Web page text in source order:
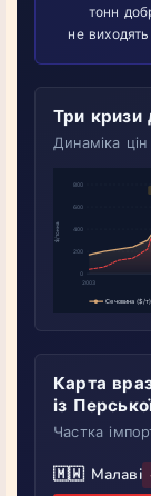
тонн
не
Три кризи
Динаміка
Карта
із
Частка
🇲🇼 Малаві